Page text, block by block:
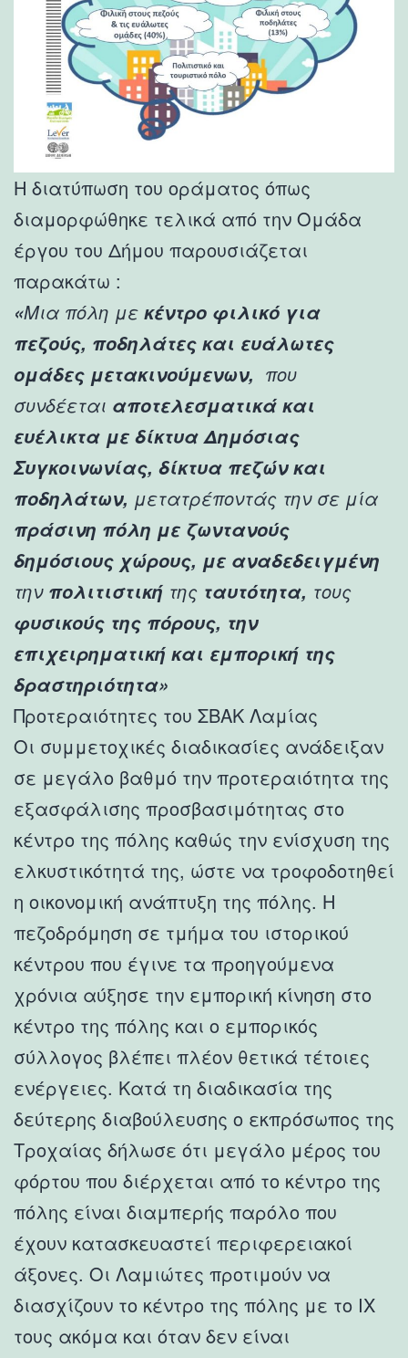
Η διατύπωση του οράματος όπως
διαμορφώθηκε τελικά από την Ομάδα
έργου του Δήμου παρουσιάζεται
παρακάτω :
«Μια πόλη με κέντρο φιλικό για
πεζούς, ποδηλάτες και ευάλωτες
ομάδες μετακινούμενων, που
συνδέεται αποτελεσματικά και
ευέλικτα με δίκτυα Δημόσιας
Συγκοινωνίας, δίκτυα πεζών και
ποδηλάτων, μετατρέποντάς την σε μία
πράσινη πόλη με ζωντανούς
δημόσιους χώρους, με αναδεδειγμένη
την πολιτιστική της ταυτότητα, τους
φυσικούς της πόρους, την
επιχειρηματική και εμπορική της
δραστηριότητα»
Προτεραιότητες του ΣΒΑΚ Λαμίας
Οι συμμετοχικές διαδικασίες ανάδειξαν
σε μεγάλο βαθμό την προτεραιότητα της
εξασφάλισης προσβασιμότητας στο
κέντρο της πόλης καθώς την ενίσχυση της
ελκυστικότητά της, ώστε να τροφοδοτηθεί
η οικονομική ανάπτυξη της πόλης. Η
πεζοδρόμηση σε τμήμα του ιστορικού
κέντρου που έγινε τα προηγούμενα
χρόνια αύξησε την εμπορική κίνηση στο
κέντρο της πόλης και ο εμπορικός
σύλλογος βλέπει πλέον θετικά τέτοιες
ενέργειες. Κατά τη διαδικασία της
δεύτερης διαβούλευσης ο εκπρόσωπος της
Τροχαίας δήλωσε ότι μεγάλο μέρος του
φόρτου που διέρχεται από το κέντρο της
πόλης είναι διαμπερής παρόλο που
έχουν κατασκευαστεί περιφερειακοί
άξονες. Οι Λαμιώτες προτιμούν να
διασχίζουν το κέντρο της πόλης με το ΙΧ
τους ακόμα και όταν δεν είναι